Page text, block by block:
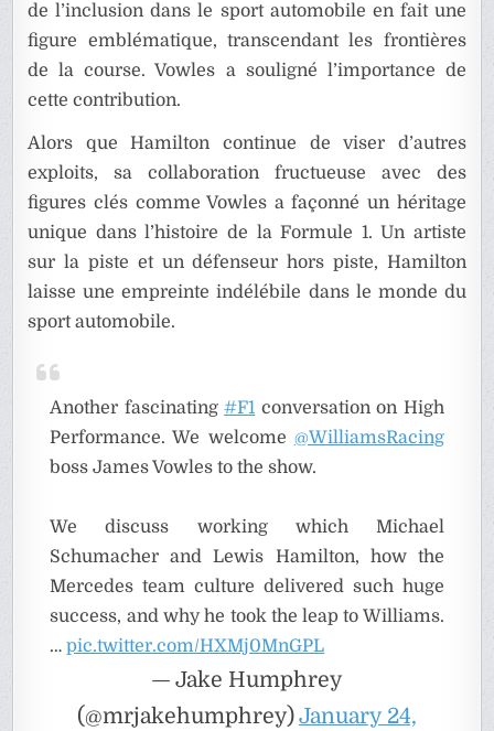
de l’inclusion dans le sport automobile en fait une
figure emblématique, transcendant les frontières
de la course. Vowles a souligné l’importance de
cette contribution.
Alors que Hamilton continue de viser d’autres
exploits, sa collaboration fructueuse avec des
figures clés comme Vowles a façonné un héritage
unique dans l’histoire de la Formule 1. Un artiste
sur la piste et un défenseur hors piste, Hamilton
laisse une empreinte indélébile dans le monde du
sport automobile.
Another fascinating#F1 conversation on High
Performance. We welcome @WilliamsRacing
boss James Vowles to the show.
We discuss working which Michael
Schumacher and Lewis Hamilton, how the
Mercedes team culture delivered such huge
success, and why he took the leap to Williams.
…pic.twitter.com/HXMj0MnGPL
— Jake Humphrey
(@mrjakehumphrey)January 24,